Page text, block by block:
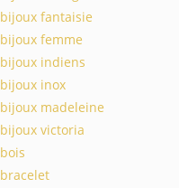
bijoux fantaisie
bijoux femme
bijoux indiens
bijoux inox
bijoux madeleine
bijoux victoria
bois
bracelet